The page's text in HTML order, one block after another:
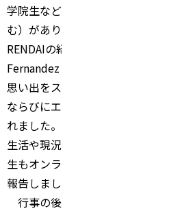
学院生など50
む）があり、河野連合農学研究科長の
RENDAIの紹介の後、中南米支部代表の
Fernandez
思い出をスペイン語で紹介しました。
ならびにエチオピア支部からのビデオ
れました。
生活や現況について紹介し、エクアド
生もオンラインで参加し、現在行って
報告しました。
行事の後半には、山口大学の荒木教